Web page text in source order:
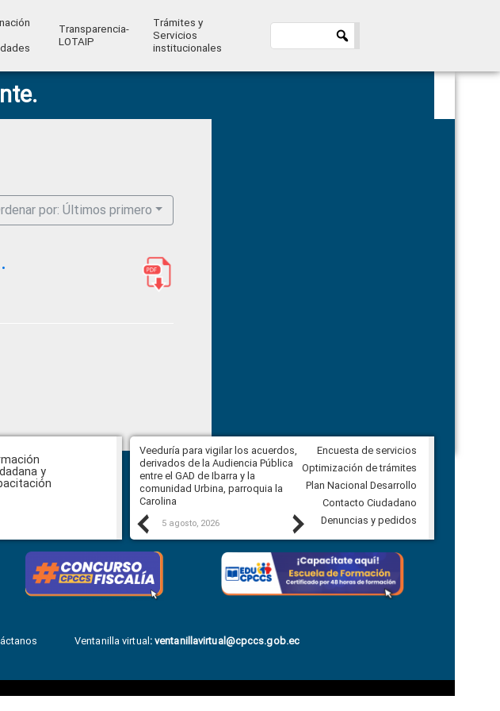
Transparencia-
LOTAIP
Trámites y
Servicios
institucionales
por: Últimos primero
y
Previous
a los
de la Función Judicial a
Ciudadana de
para la designación de
Veeduría para vigilar los acuerdos,
derivados de la Audiencia Pública
entre el GAD de Ibarra y la
comunidad Urbina, parroquia la
Carolina
5 agosto, 2026
CPCCS convoca a Veeduría
Ciudadana para vigilar el concurso
5 agosto, 2026
Next
Encuesta de servicios
Optimización de trámites
Plan Nacional Desarrollo
Contacto Ciudadano
Denuncias y pedidos
Ventanilla virtual:ventanillavirtual@cpccs.gob.ec